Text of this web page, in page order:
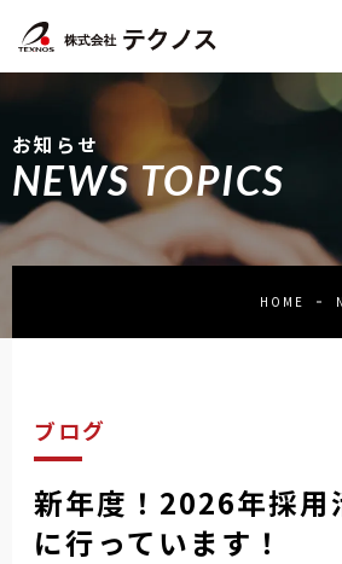
お知らせ
NEWS TOPICS
HOME
ブログ
新年度！2026年採用
に行っています！